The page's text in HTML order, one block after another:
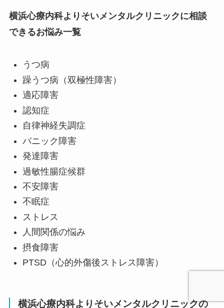
横浜心療内科よりそいメンタルクリニックに相談
できるお悩み一覧
うつ病
躁うつ病（双極性障害）
適応障害
認知症
自律神経失調症
パニック障害
発達障害
過敏性腸症候群
不安障害
不眠症
ストレス
人間関係の悩み
摂食障害
PTSD（心的外傷後ストレス障害）
横浜心療内科よりそいメンタルクリニックの